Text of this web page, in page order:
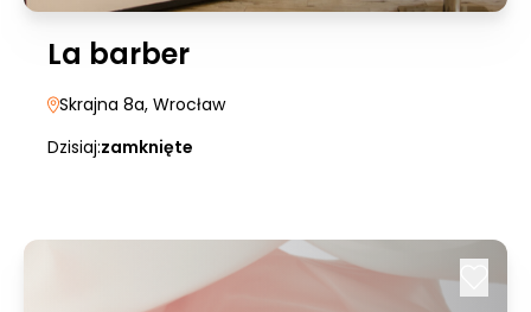
La barber
Skrajna 8a, Wrocław
Dzisiaj:zamknięte